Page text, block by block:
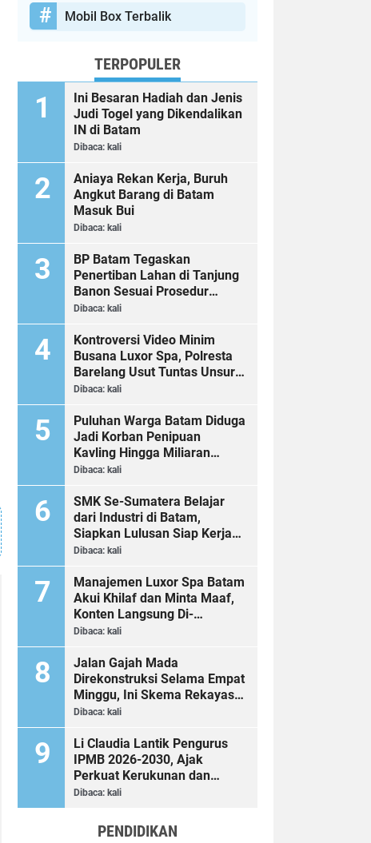
Mobil Box Terbalik
TERPOPULER
Ini Besaran Hadiah dan Jenis
Judi Togel yang Dikendalikan
IN di Batam
Dibaca: kali
Aniaya Rekan Kerja, Buruh
Angkut Barang di Batam
Masuk Bui
Dibaca: kali
BP Batam Tegaskan
Penertiban Lahan di Tanjung
Banon Sesuai Prosedur
Hukum
Dibaca: kali
Kontroversi Video Minim
Busana Luxor Spa, Polresta
Barelang Usut Tuntas Unsur
Pelanggaran Hukum
Dibaca: kali
Puluhan Warga Batam Diduga
Jadi Korban Penipuan
Kavling Hingga Miliaran
Rupiah, Laporan ke Polda
Dibaca: kali
SMK Se-Sumatera Belajar
dari Industri di Batam,
Siapkan Lulusan Siap Kerja
Era Digital
Dibaca: kali
Manajemen Luxor Spa Batam
Akui Khilaf dan Minta Maaf,
Konten Langsung Di-
Takedown
Dibaca: kali
Jalan Gajah Mada
Direkonstruksi Selama Empat
Minggu, Ini Skema Rekayasa
Lalu Lintasnya
Dibaca: kali
Li Claudia Lantik Pengurus
IPMB 2026-2030, Ajak
Perkuat Kerukunan dan
Sinergi dengan Pemko Batam
Dibaca: kali
PENDIDIKAN